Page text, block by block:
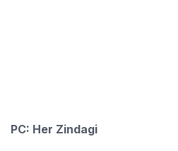
PC: Her Zindagi